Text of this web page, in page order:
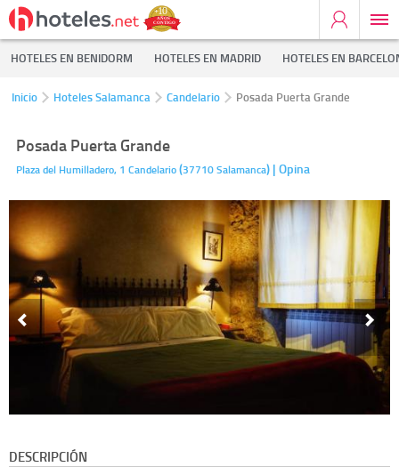
HOTELES EN BENIDORM HOTELES EN MADRID HOTELES EN
Inicio Hoteles Salamanca Candelario Posada Puerta Grande
Posada Puerta Grande
Plaza del Humilladero, 1 Candelario(37710Salamanca) | Opina
DESCRIPCIÓN